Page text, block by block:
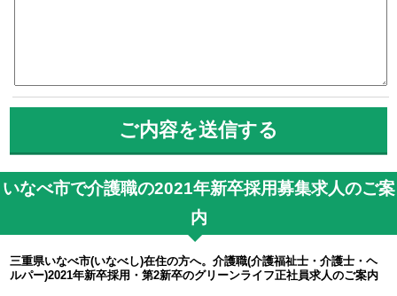
いなべ市で介護職の2021年新卒採用募集求人のご案
内
三重県いなべ市(いなべし)在住の方へ。介護職(介護福祉士・介護士・ヘ
ルパー)2021年新卒採用・第2新卒のグリーンライフ正社員求人のご案内